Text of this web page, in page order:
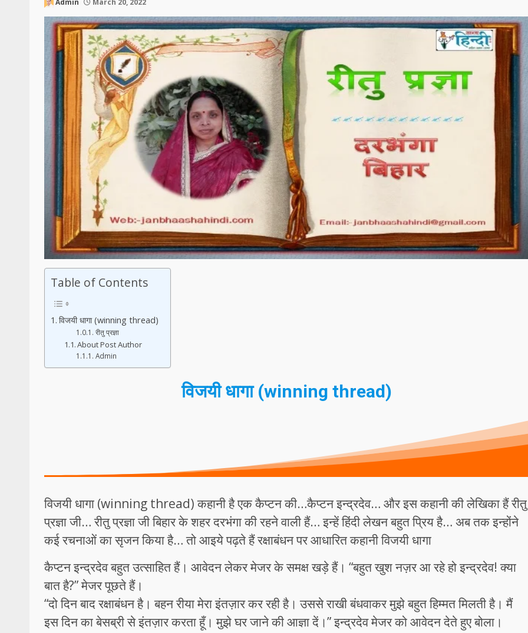
Admin March 20, 2022
Table of Contents
विजयी धागा (winning thread)
रीतु प्रज्ञा
About Post Author
Admin
विजयी धागा (winning thread)
विजयी धागा (winning thread) कहानी है एक कैप्टन की…कैप्टन इन्द्रदेव… और इस कहानी की लेखिका हैं रीतु
प्रज्ञा जी… रीतु प्रज्ञा जी बिहार के शहर दरभंगा की रहने वाली हैं… इन्हें हिंदी लेखन बहुत प्रिय है… अब तक इन्होंने
कई रचनाओं का सृजन किया है… तो आइये पढ़ते हैं रक्षाबंधन पर आधारित कहानी विजयी धागा
कैप्टन इन्द्रदेव बहुत उत्साहित हैं। आवेदन लेकर मेजर के समक्ष खड़े हैं। “बहुत खुश नज़र आ रहे हो इन्द्रदेव! क्या
बात है?” मेजर पूछते हैं।
“दो दिन बाद रक्षाबंधन है। बहन रीया मेरा इंतज़ार कर रही है। उससे राखी बंधवाकर मुझे बहुत हिम्मत मिलती है। मैं
इस दिन का बेसब्री से इंतज़ार करता हूँ। मुझे घर जाने की आज्ञा दें।” इन्द्रदेव मेजर को आवेदन देते हुए बोला।